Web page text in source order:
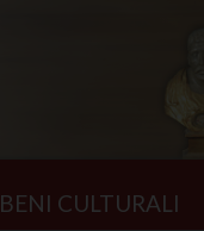
BENI CULTURALI